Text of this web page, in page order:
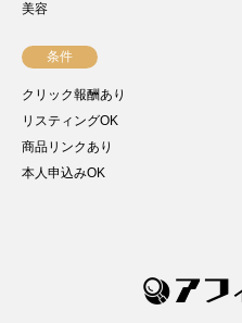
美容
条件
クリック報酬あり
リスティングOK
商品リンクあり
本人申込みOK